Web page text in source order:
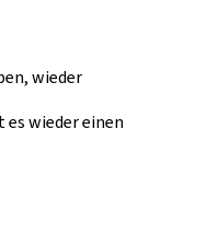
wieder
wieder einen